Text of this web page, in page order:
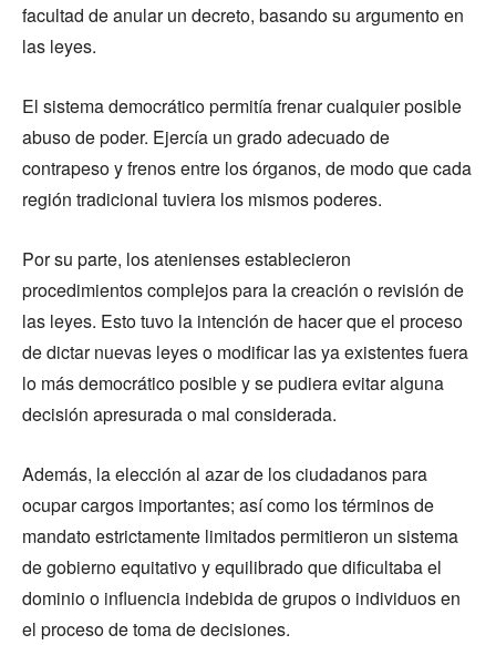
facultad de anular un decreto, basando su argumento en
las leyes.
El sistema democrático permitía frenar cualquier posible
abuso de poder. Ejercía un grado adecuado de
contrapeso y frenos entre los órganos, de modo que cada
región tradicional tuviera los mismos poderes.
Por su parte, los atenienses establecieron
procedimientos complejos para la creación o revisión de
las leyes. Esto tuvo la intención de hacer que el proceso
de dictar nuevas leyes o modificar las ya existentes fuera
lo más democrático posible y se pudiera evitar alguna
decisión apresurada o mal considerada.
Además, la elección al azar de los ciudadanos para
ocupar cargos importantes; así como los términos de
mandato estrictamente limitados permitieron un sistema
de gobierno equitativo y equilibrado que dificultaba el
dominio o influencia indebida de grupos o individuos en
el proceso de toma de decisiones.